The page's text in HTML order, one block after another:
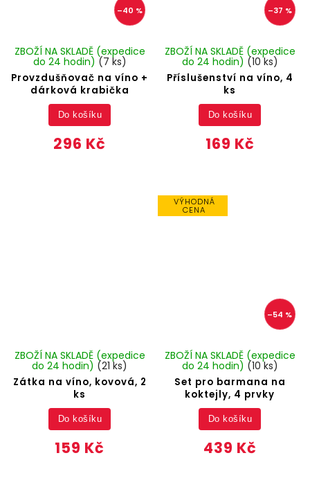
–40 %
Provzdušňovač na víno +
dárková krabička
ZBOŽÍ NA SKLADĚ (expedice
do 24 hodin) (7 ks)
296 Kč
Do košíku
–37 %
Příslušenství na víno, 4
ks
ZBOŽÍ NA SKLADĚ (expedice
do 24 hodin) (10 ks)
169 Kč
Do košíku
Zátka na víno, kovová, 2
ks
ZBOŽÍ NA SKLADĚ (expedice
do 24 hodin) (21 ks)
159 Kč
Do košíku
VÝHODNÁ
CENA
–54 %
Set pro barmana na
koktejly, 4 prvky
ZBOŽÍ NA SKLADĚ (expedice
do 24 hodin) (10 ks)
439 Kč
Do košíku